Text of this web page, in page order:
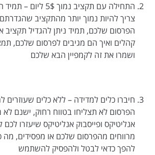
התחילה עם תקציב נמוך
צריך להיות נמוך יותר מהתקציב
הפרסום שלכם, תמיד ניתן להגדיל תקציב
קהלים ואיך הם מגיבים לפרסום שלכם,
ושמרו את זה לקמפיין הבא שלכם
חיברו כלים למדידה – ללא כלים שעוזרים
הפרסום לא תצליחו בטווח רחוק, ישנם לא
אנליטיקס ופייסבוק אנליטיקס שיעזרו
מרווחים מהפרסום שלכם או מפסידים, מה
להפך כדאי לבטל ולהפסיק להשתמש